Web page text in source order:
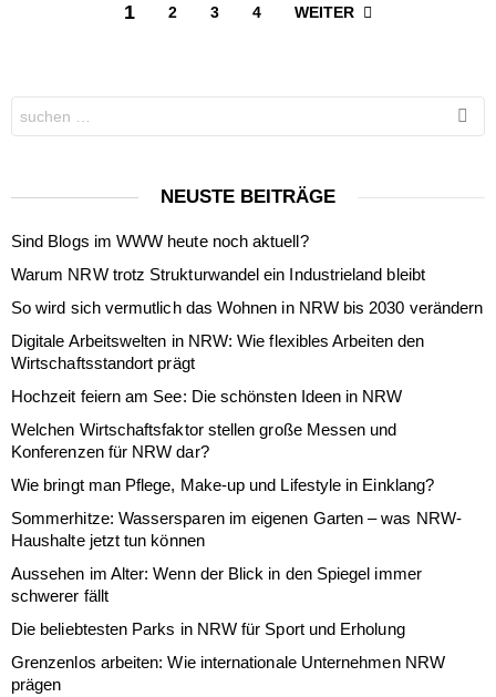
1 2 3 4 WEITER
for:
NEUSTE BEITRÄGE
Sind Blogs im WWW heute noch aktuell?
Warum NRW trotz Strukturwandel ein Industrieland bleibt
So wird sich vermutlich das Wohnen in NRW bis 2030 verändern
Digitale Arbeitswelten in NRW: Wie flexibles Arbeiten den
Wirtschaftsstandort prägt
Hochzeit feiern am See: Die schönsten Ideen in NRW
Welchen Wirtschaftsfaktor stellen große Messen und
Konferenzen für NRW dar?
Wie bringt man Pflege, Make-up und Lifestyle in Einklang?
Sommerhitze: Wassersparen im eigenen Garten – was NRW-
Haushalte jetzt tun können
Aussehen im Alter: Wenn der Blick in den Spiegel immer
schwerer fällt
Die beliebtesten Parks in NRW für Sport und Erholung
Grenzenlos arbeiten: Wie internationale Unternehmen NRW
prägen